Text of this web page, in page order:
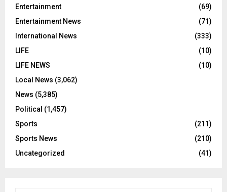
Entertainment
(69)
Entertainment News
(71)
International News
(333)
LIFE
(10)
LIFE NEWS
(10)
Local News (3,062)
News (5,385)
Political (1,457)
Sports
(211)
Sports News
(210)
Uncategorized
(41)